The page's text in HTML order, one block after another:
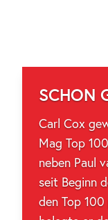
SCHON
Carl Cox
Mag Top
neben Paul
seit Beginn
den Top